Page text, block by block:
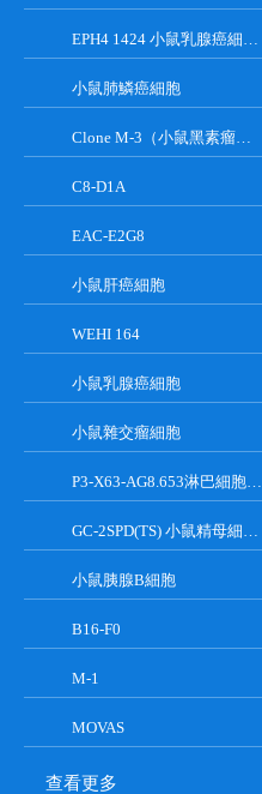
EPH4 1424 小鼠乳腺癌細胞系
小鼠肺鱗癌細胞
Clone M-3（小鼠黑素瘤細胞）
C8-D1A
EAC-E2G8
小鼠肝癌細胞
WEHI 164
小鼠乳腺癌細胞
小鼠雜交瘤細胞
P3-X63-AG8.653淋巴細胞小鼠骨髓瘤細胞
GC-2SPD(TS) 小鼠精母細胞系
小鼠胰腺Β細胞
B16-F0
M-1
MOVAS
查看更多